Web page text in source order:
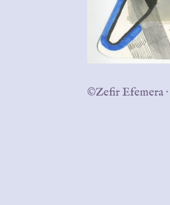
©Zefir Efemera ·